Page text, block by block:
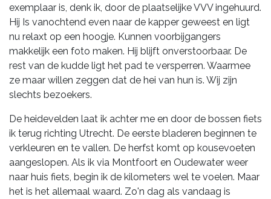
exemplaar is, denk ik, door de plaatselijke VVV ingehuurd.
Hij Is vanochtend even naar de kapper geweest en ligt
nu relaxt op een hoogje. Kunnen voorbijgangers
makkelijk een foto maken. Hij blijft onverstoorbaar. De
rest van de kudde ligt het pad te versperren. Waarmee
ze maar willen zeggen dat de hei van hun is. Wij zijn
slechts bezoekers.
De heidevelden laat ik achter me en door de bossen fiets
ik terug richting Utrecht. De eerste bladeren beginnen te
verkleuren en te vallen. De herfst komt op kousevoeten
aangeslopen. Als ik via Montfoort en Oudewater weer
naar huis fiets, begin ik de kilometers wel te voelen. Maar
het is het allemaal waard. Zo'n dag als vandaag is